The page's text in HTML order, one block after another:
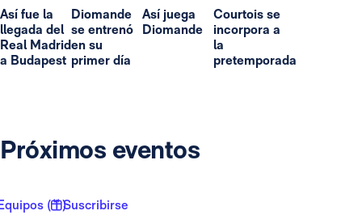
Así fue la
llegada del
Real Madrid
a Budapest
Diomande
se entrenó
en su
primer día
Así juega
Diomande
Courtois se
incorpora a
la
pretemporada
Próximos eventos
( 1 )Suscribirse